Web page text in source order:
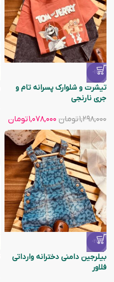
-17%
تیشرت و شلوارک پسرانه تام و
جری نارنجی
۱,۲۹۸,۰۰۰تومان ۱,۰۷۸,۰۰۰تومان
-25%
بیلرجین دامنی دخترانه وارداتی
فلاور